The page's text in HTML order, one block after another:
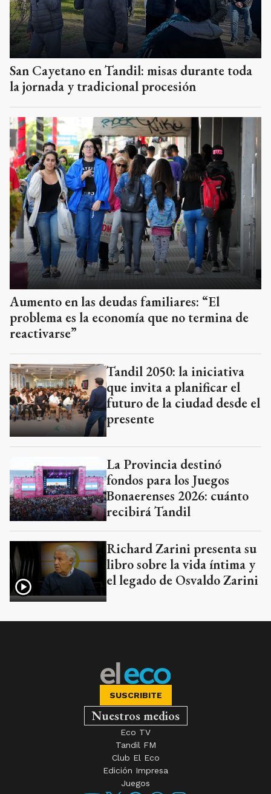
San Cayetano en Tandil: misas durante toda
la jornada y tradicional procesión
Aumento en las deudas familiares: “El
problema es la economía que no termina de
reactivarse”
Tandil 2050: la iniciativa
que invita a planificar el
futuro de la ciudad desde el
presente
La Provincia destinó
fondos para los Juegos
Bonaerenses 2026: cuánto
recibirá Tandil
Richard Zarini presenta su
libro sobre la vida íntima y
el legado de Osvaldo Zarini
SUSCRIBITE
Nuestros medios
Eco TV
Tandil FM
Club El Eco
Edición Impresa
Juegos